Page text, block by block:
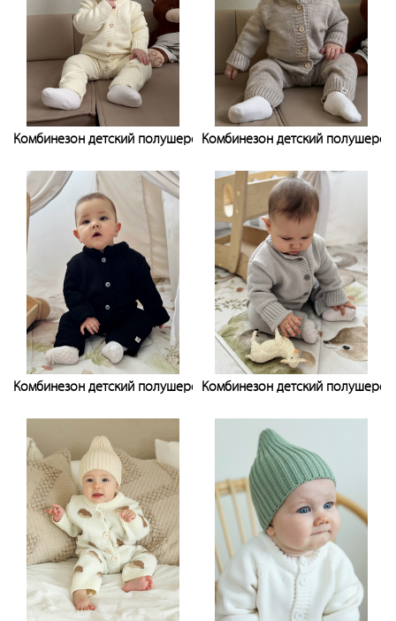
Комбинезон детский полушерстянойКомбинезон детский
Комбинезон детский полушерстянойКомбинезон детский